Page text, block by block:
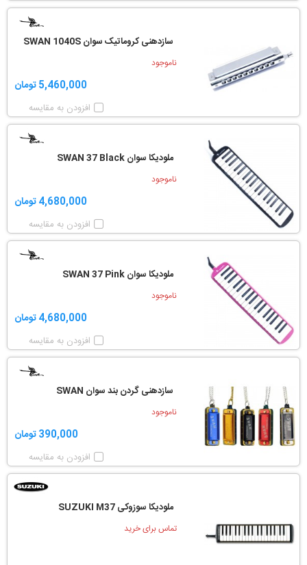
سازدهنی کروماتیک سوان SWAN 1040S
ناموجود
5,460,000 تومان
افزودن به مقایسه
ملودیکا سوان SWAN 37 Black
ناموجود
4,680,000 تومان
افزودن به مقایسه
ملودیکا سوان SWAN 37 Pink
ناموجود
4,680,000 تومان
افزودن به مقایسه
سازدهنی گردن بند سوان SWAN
ناموجود
390,000 تومان
افزودن به مقایسه
ملودیکا سوزوکی SUZUKI M37
تماس برای خرید